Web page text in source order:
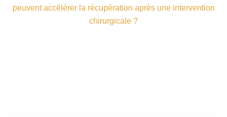
peuvent accélérer la récupération après une intervention
chirurgicale ?